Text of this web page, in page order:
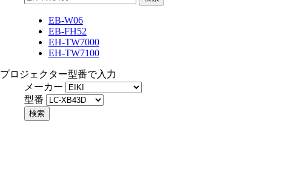
EB-W06
EB-FH52
EH-TW7000
EH-TW7100
プロジェクター型番で入力
メーカー
型番